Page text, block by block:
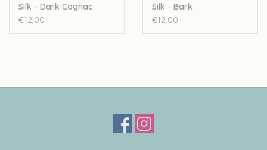
Silk - Dark Cognac
€12,00
Silk - Bark
€12,00